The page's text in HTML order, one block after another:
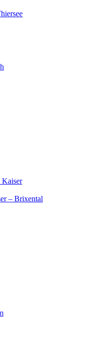
Kaiser
– Brixental